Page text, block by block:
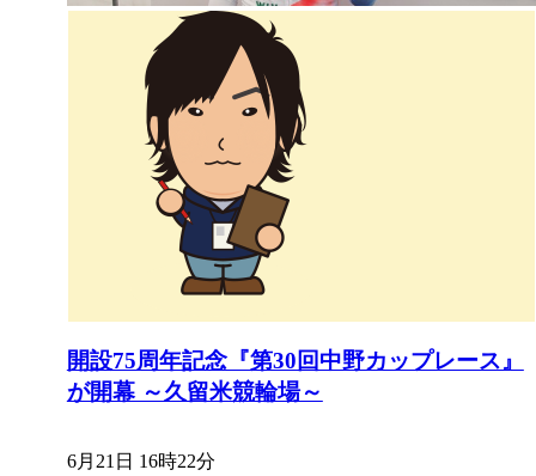
開設75周年記念『第30回中野カップレース』
が開幕 ～久留米競輪場～
6月21日 16時22分